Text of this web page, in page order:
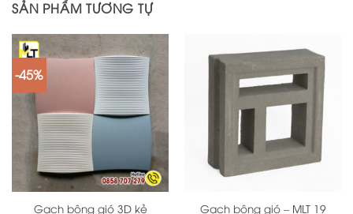
SẢN PHẨM TƯƠNG TỰ
-45%
Gạch bông gió 3D kẻ Gạch bông gió – MLT 19